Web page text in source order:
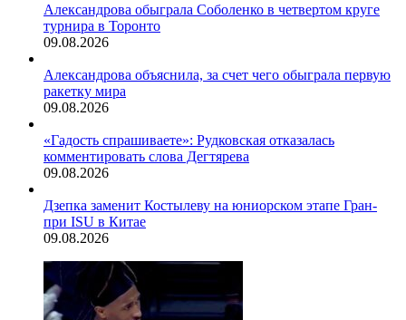
Александрова обыграла Соболенко в четвертом круге
турнира в Торонто
09.08.2026
Александрова объяснила, за счет чего обыграла первую
ракетку мира
09.08.2026
«Гадость спрашиваете»: Рудковская отказалась
комментировать слова Дегтярева
09.08.2026
Дзепка заменит Костылеву на юниорском этапе Гран-
при ISU в Китае
09.08.2026